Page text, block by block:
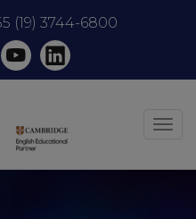
(19) 3744-6800